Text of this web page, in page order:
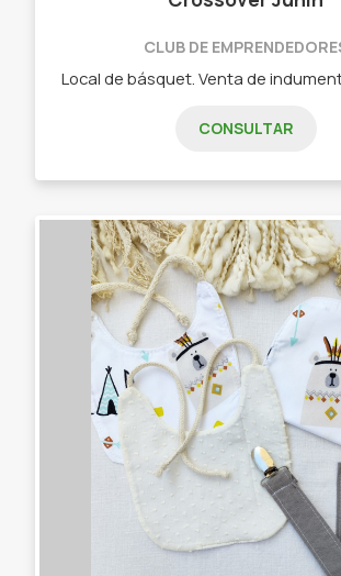
CLUB DE
CONSULTAR